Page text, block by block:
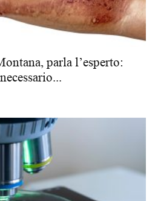
parla l’esperto: